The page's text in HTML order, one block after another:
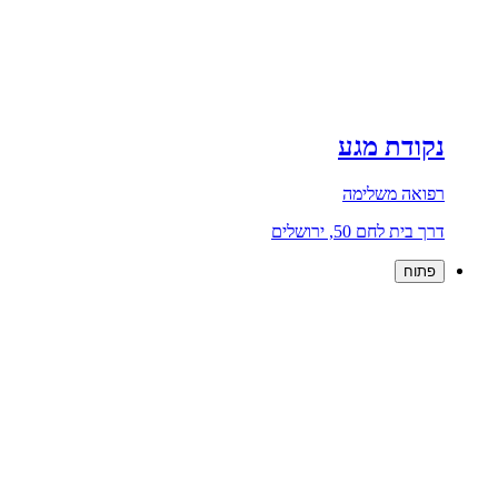
נקודת מגע
רפואה משלימה
דרך בית לחם 50, ירושלים
פתוח